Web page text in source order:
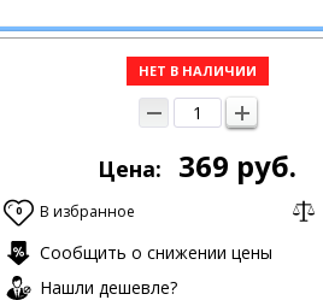
НЕТ В НАЛИЧИИ
Цена: 369 руб.
0 В избранное
Сообщить о снижении цены
Нашли дешевле?